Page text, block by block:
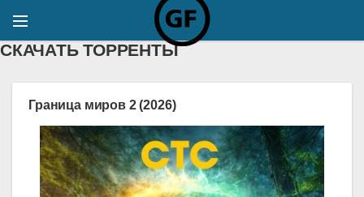
СКАЧАТЬ ТОРРЕНТЫ
Граница миров 2 (2026)